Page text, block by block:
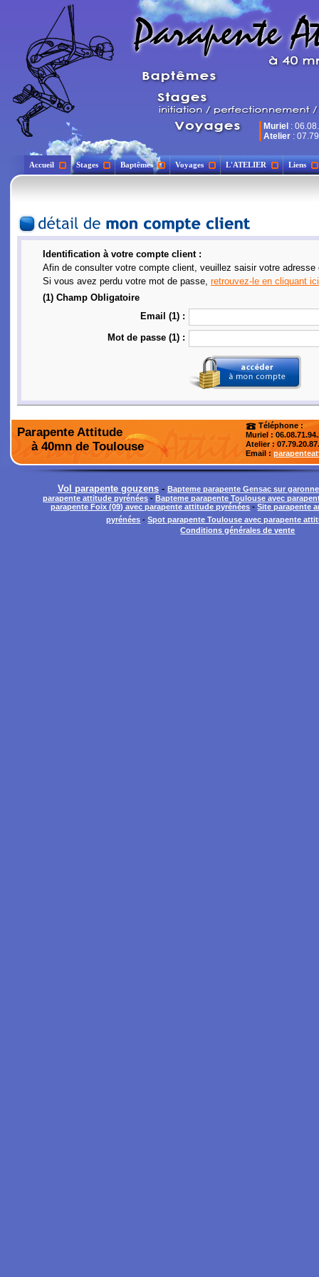
Muriel :
Atelier :
Accueil Stages Baptêmes Voyages L'ATELIER Liens
Identification à votre compte client :
Afin de consulter votre compte client, veuillez saisir votre
Si vous avez perdu votre mot de passe, retrouvez-le en cliquant ici
(1) Champ Obligatoire
Email (1) :
Mot de passe (1) :
Parapente Attitude
à 40mn de Toulouse
Téléphone :
Muriel :
Atelier:
Email :
Vol parapente gouzens - Bapteme parapente Gensac sur
parapente attitude pyrénées - Bapteme parapente Toulouse avec
parapente Foix (09) avec parapente attitude pyrénées -Site parapente
pyrénées -Spot parapente Toulouse avec parapente
Conditions générales de vente